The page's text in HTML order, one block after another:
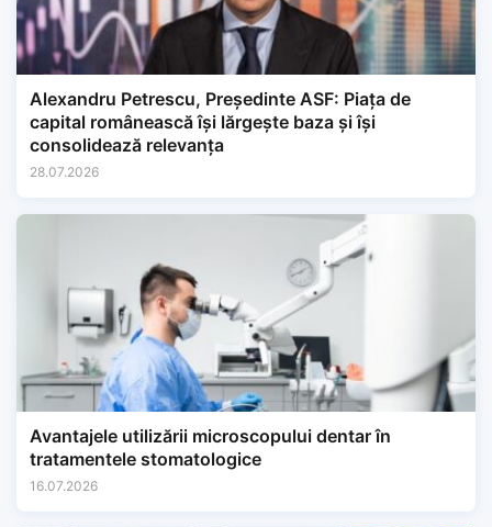
Alexandru Petrescu, Președinte ASF: Piața de
capital românească își lărgește baza și își
consolidează relevanța
28.07.2026
Avantajele utilizării microscopului dentar în
tratamentele stomatologice
16.07.2026